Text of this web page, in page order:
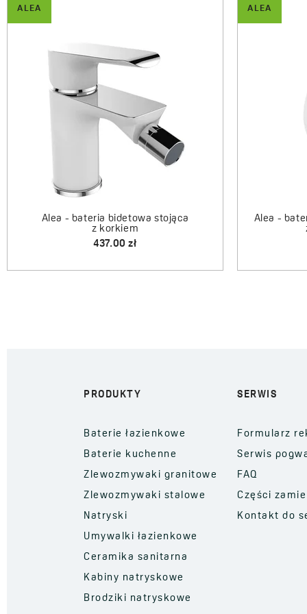
Alea - bateria umywalkowa stojąca
nablatowa
598.00 zł
PRODUKTY
Baterie łazienkowe
Baterie kuchenne
Zlewozmywaki granitowe
Zlewozmywaki stalowe
Natryski
Umywalki łazienkowe
Ceramika sanitarna
Kabiny natryskowe
Brodziki natryskowe
SERWIS
Formularz
Serwis
FAQ
Części
Kontakt do